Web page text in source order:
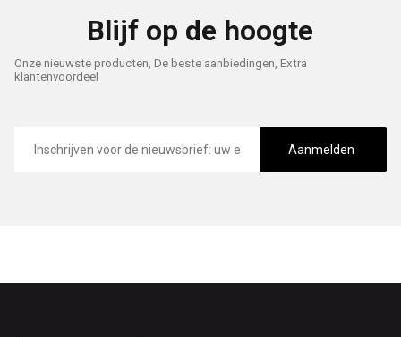
Blijf op de hoogte
Onze nieuwste producten, De beste aanbiedingen, Extra
klantenvoordeel
mailadres
Aanmelden